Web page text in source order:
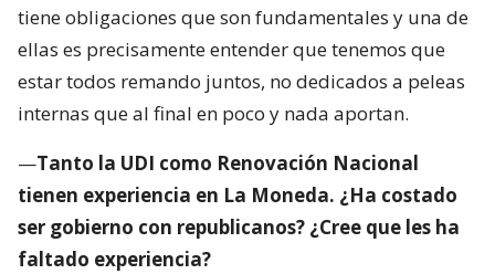
tiene obligaciones que son fundamentales y una de
ellas es precisamente entender que tenemos que
estar todos remando juntos, no dedicados a peleas
internas que al final en poco y nada aportan.
—Tanto la UDI como Renovación Nacional
tienen experiencia en La Moneda. ¿Ha costado
ser gobierno con republicanos? ¿Cree que les ha
faltado experiencia?